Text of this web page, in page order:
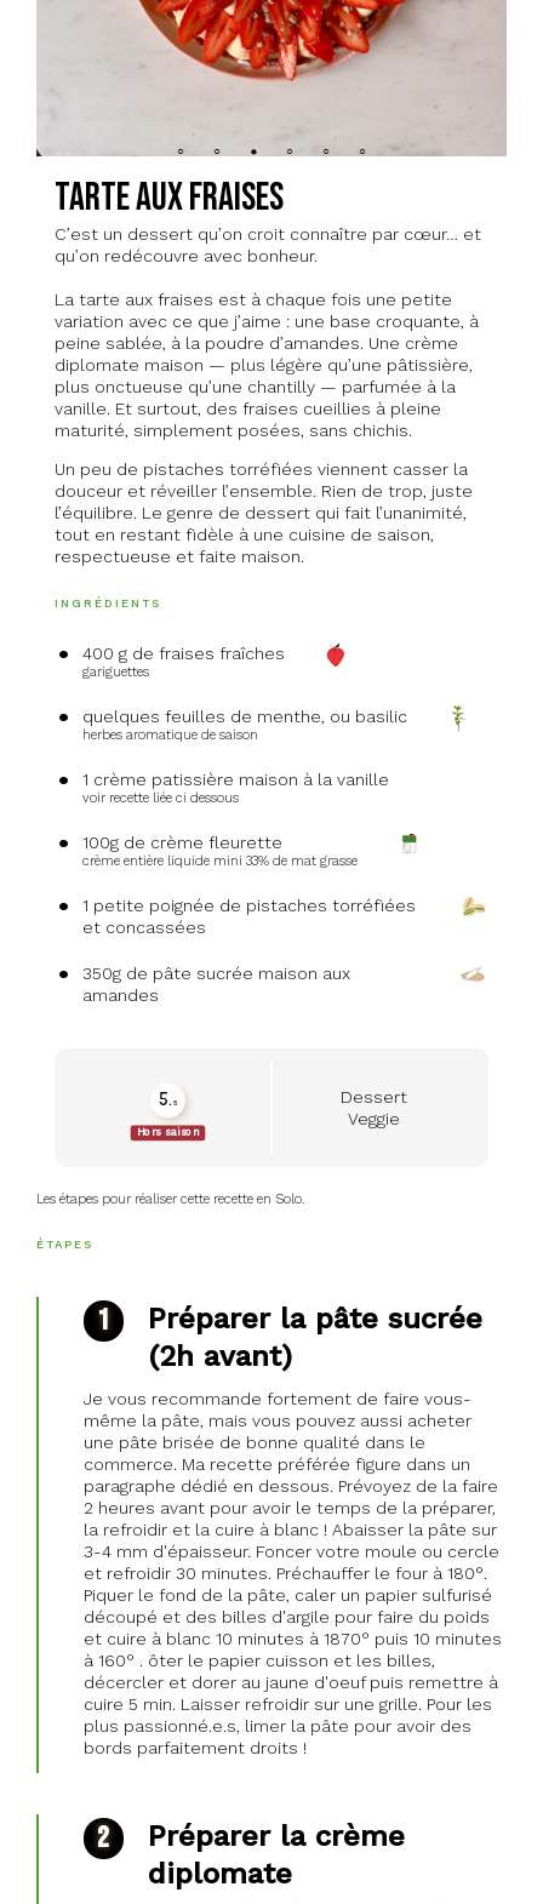
Tarte aux fraises
C’est un dessert qu’on croit connaître par cœur… et
qu’on redécouvre avec bonheur.
La tarte aux fraises est à chaque fois une petite
variation avec ce que j’aime : une base croquante, à
peine sablée, à la poudre d’amandes. Une crème
diplomate maison — plus légère qu’une pâtissière,
plus onctueuse qu’une chantilly — parfumée à la
vanille. Et surtout, des fraises cueillies à pleine
maturité, simplement posées, sans chichis.
Un peu de pistaches torréfiées viennent casser la
douceur et réveiller l’ensemble. Rien de trop, juste
l’équilibre. Le genre de dessert qui fait l’unanimité,
tout en restant fidèle à une cuisine de saison,
respectueuse et faite maison.
INGRÉDIENTS
400 g de fraises fraîches
gariguettes
quelques feuilles de menthe, ou basilic
herbes aromatique de saison
1 crème patissière maison à la vanille
voir recette liée ci dessous
100g de crème fleurette
crème entière liquide mini 33% de mat grasse
1 petite poignée de pistaches torréfiées
et concassées
350g de pâte sucrée maison aux
amandes
seasonality_view_content
5.5
Hors saison
Dessert
Veggie
Les étapes pour réaliser cette recette en Solo.
ÉTAPES
Préparer la pâte sucrée
(2h avant)
Je vous recommande fortement de faire vous-
même la pâte, mais vous pouvez aussi acheter
une pâte brisée de bonne qualité dans le
commerce. Ma recette préférée figure dans un
paragraphe dédié en dessous. Prévoyez de la faire
2 heures avant pour avoir le temps de la préparer,
la refroidir et la cuire à blanc ! Abaisser la pâte sur
3-4 mm d'épaisseur. Foncer votre moule ou cercle
et refroidir 30 minutes. Préchauffer le four à 180°.
Piquer le fond de la pâte, caler un papier sulfurisé
découpé et des billes d'argile pour faire du poids
et cuire à blanc 10 minutes à 1870° puis 10 minutes
à 160° . ôter le papier cuisson et les billes,
décercler et dorer au jaune d'oeuf puis remettre à
cuire 5 min. Laisser refroidir sur une grille. Pour les
plus passionné.e.s, limer la pâte pour avoir des
bords parfaitement droits !
Préparer la crème
diplomate